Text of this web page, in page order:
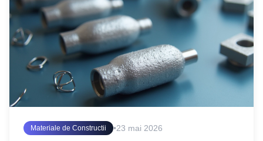
Materiale de Constructii •23 mai 2026